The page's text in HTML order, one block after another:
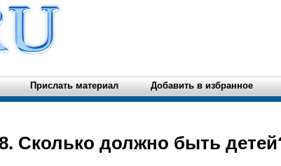
Прислать материал Добавить в избранное
Сколько должно быть